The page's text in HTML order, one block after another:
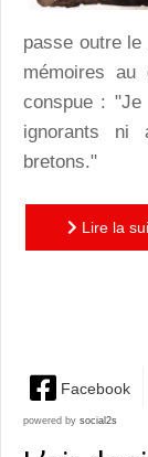
passe outre
mémoires
conspue :
ignorants ni
bretons."
Lire la
Facebook
powered by social2s